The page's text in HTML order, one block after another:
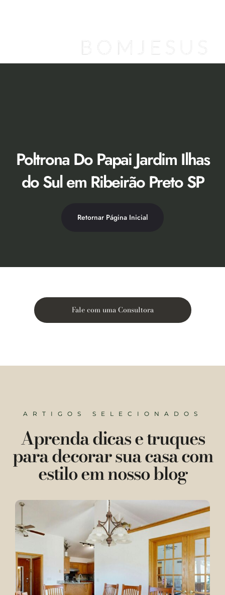
Poltrona Do Papai Jardim Ilhas
do Sul em Ribeirão Preto SP
Retornar Página Inicial
Fale com uma Consultora
ARTIGOS SELECIONADOS
Aprenda dicas e truques
para decorar sua casa com
estilo em nosso blog